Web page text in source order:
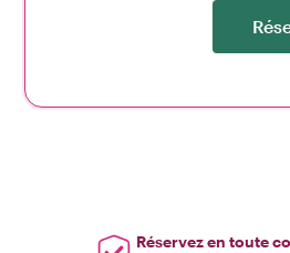
Réservez en toute